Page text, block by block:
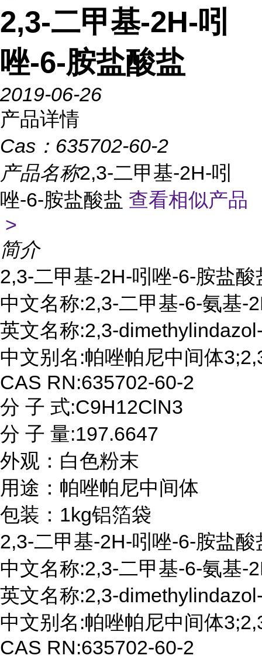
2,3-二甲基-2H-吲
唑-6-胺盐酸盐
2019-06-26
产品详情
Cas： 635702-60-2
产品名称2,3-二甲基-2H-吲
唑-6-胺盐酸盐 查看相似产品
>
简介
2,3-二甲基-2H-吲唑-6-胺盐酸
中文名称:2,3-二甲基-6-氨基-
英文名称:2,3-
中文别名:帕唑帕尼中间体
CAS RN:635702-60-2
分 子 式:C9H12ClN3
分 子 量:197.6647
外观：白色粉末
用途：帕唑帕尼中间体
包装：1kg铝箔袋
2,3-二甲基-2H-吲唑-6-胺盐酸
中文名称:2,3-二甲基-6-氨基-
英文名称:2,3-
中文别名:帕唑帕尼中间体
CAS RN:635702-60-2